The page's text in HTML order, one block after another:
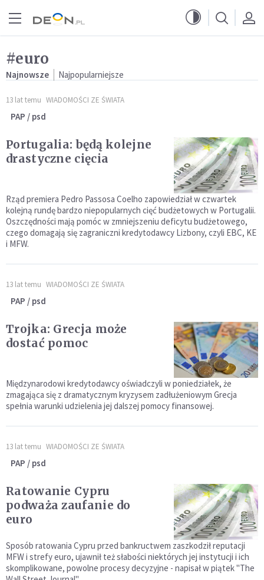
#euro
Najnowsze Najpopularniejsze
13 lat temu WIADOMOŚCI ZE ŚWIATA
PAP / psd
Portugalia: będą kolejne
drastyczne cięcia
Rząd premiera Pedro Passosa Coelho zapowiedział w czwartek
kolejną rundę bardzo niepopularnych cięć budżetowych w Portugalii.
Oszczędności mają pomóc w zmniejszeniu deficytu budżetowego,
czego domagają się zagraniczni kredytodawcy Lizbony, czyli EBC, KE
i MFW.
13 lat temu WIADOMOŚCI ZE ŚWIATA
PAP / psd
Trojka: Grecja może
dostać pomoc
Międzynarodowi kredytodawcy oświadczyli w poniedziałek, że
zmagająca się z dramatycznym kryzysem zadłużeniowym Grecja
spełnia warunki udzielenia jej dalszej pomocy finansowej.
13 lat temu WIADOMOŚCI ZE ŚWIATA
PAP / psd
Ratowanie Cypru
podważa zaufanie do
euro
Sposób ratowania Cypru przed bankructwem zaszkodził reputacji
MFW i strefy euro, ujawnił też słabości niektórych jej instytucji i ich
skomplikowane, powolne procesy decyzyjne - napisał w piątek "The